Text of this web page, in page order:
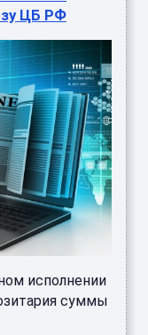
ЦБ РФ
исполнении
суммы